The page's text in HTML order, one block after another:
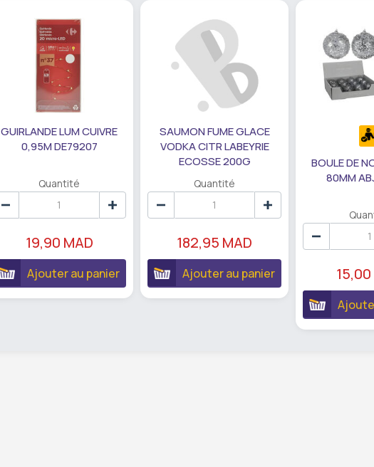
GUIRLANDE LUM CUIVRE
0,95M DE79207
Quantité
19,90 MAD
Ajouter au panier
SAUMON FUME GLACE
VODKA CITR LABEYRIE
ECOSSE 200G
Quantité
182,95 MAD
Ajouter au panier
BOULE DE
80MM